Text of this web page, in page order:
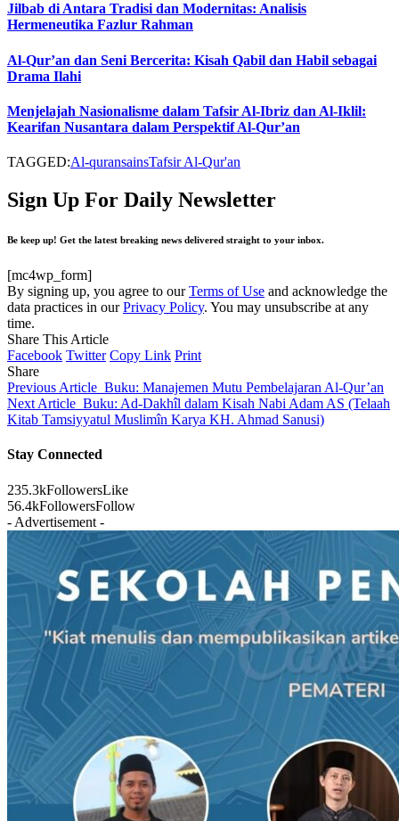
Jilbab di Antara Tradisi dan Modernitas: Analisis
Hermeneutika Fazlur Rahman
Al-Qur’an dan Seni Bercerita: Kisah Qabil dan Habil sebagai
Drama Ilahi
Menjelajah Nasionalisme dalam Tafsir Al-Ibriz dan Al-Iklil:
Kearifan Nusantara dalam Perspektif Al-Qur’an
TAGGED:Al-quransainsTafsir Al-Qur'an
Sign Up For Daily Newsletter
Be keep up! Get the latest breaking news delivered straight to your inbox.
[mc4wp_form]
By signing up, you agree to ourTerms of Use and acknowledge the
data practices in ourPrivacy Policy. You may unsubscribe at any
time.
Share This Article
Facebook Twitter Copy Link Print
Share
Previous Article Buku: Manajemen Mutu Pembelajaran Al-Qur’an
Next Article Buku: Ad-Dakhîl dalam Kisah Nabi Adam AS (Telaah
Kitab Tamsiyyatul Muslimîn Karya KH. Ahmad Sanusi)
Stay Connected
235.3kFollowersLike
56.4kFollowersFollow
- Advertisement -